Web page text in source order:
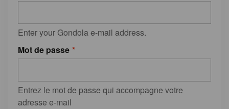
Enter your Gondola e-mail address.
Mot de passe
Entrez le mot de passe qui accompagne votre
adresse e-mail